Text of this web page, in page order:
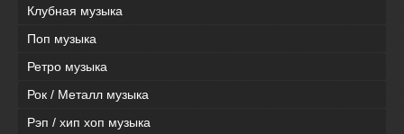
Клубная музыка
Поп музыка
Ретро музыка
Рок / Металл музыка
Рэп / хип хоп музыка